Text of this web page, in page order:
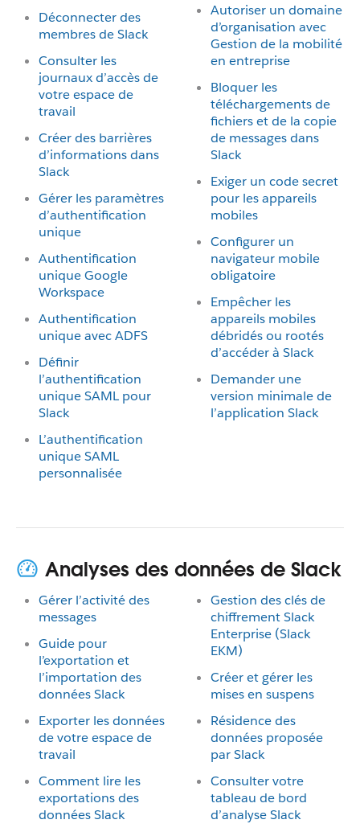
Déconnecter des
membres de Slack
Consulter les
journaux d’accès de
votre espace de
travail
Créer des barrières
d’informations dans
Slack
Gérer les paramètres
d’authentification
unique
Authentification
unique Google
Workspace
Authentification
unique avec ADFS
Définir
l’authentification
unique SAML pour
Slack
L’authentification
unique SAML
personnalisée
Autoriser un domaine
d’organisation avec
Gestion de la mobilité
en entreprise
Bloquer les
téléchargements de
fichiers et de la copie
de messages dans
Slack
Exiger un code secret
pour les appareils
mobiles
Configurer un
navigateur mobile
obligatoire
Empêcher les
appareils mobiles
débridés ou rootés
d’accéder à Slack
Demander une
version minimale de
l’application Slack
Analyses des données de Slack
Gérer l’activité des
messages
Guide pour
l’exportation et
l’importation des
données Slack
Exporter les données
de votre espace de
travail
Comment lire les
exportations des
données Slack
Gestion des clés de
chiffrement Slack
Enterprise (Slack
EKM)
Créer et gérer les
mises en suspens
Résidence des
données proposée
par Slack
Consulter votre
tableau de bord
d’analyse Slack